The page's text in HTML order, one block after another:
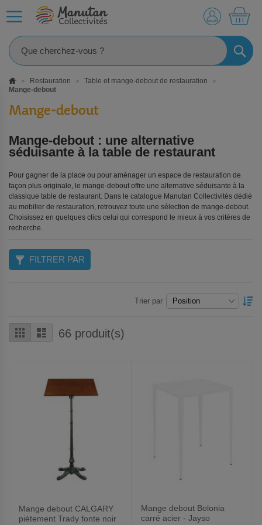
Restauration
Table et mange-debout de restauration
Mange-debout
Mange-debout
Mange-debout : une alternative
séduisante à la table de restaurant
Pour gagner de la place ou pour aménager un espace de restauration de
façon plus originale, le mange-debout offre une alternative séduisante à la
classique table de restaurant. Dans le catalogue Manutan Collectivités dédié
au mobilier de restauration, retrouvez toute une sélection de mange-debout.
Choisissez en quelques clics celui qui correspond le mieux à vos critères de
recherche.
Grille Liste66 produit(s)
Trier par
Mange debout CALGARY
piètement Trady fonte noir
Mange debout Bolonia
carré acier - Jayso
FILTRER PAR